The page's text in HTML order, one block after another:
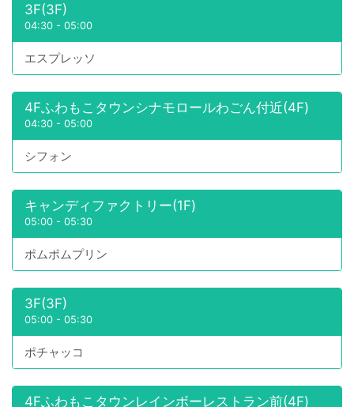
3F(3F)
04:30 - 05:00
エスプレッソ
4Fふわもこタウンシナモロールわごん付近(4F)
04:30 - 05:00
シフォン
キャンディファクトリー(1F)
05:00 - 05:30
ポムポムプリン
3F(3F)
05:00 - 05:30
ポチャッコ
4Fふわもこタウンレインボーレストラン前(4F)